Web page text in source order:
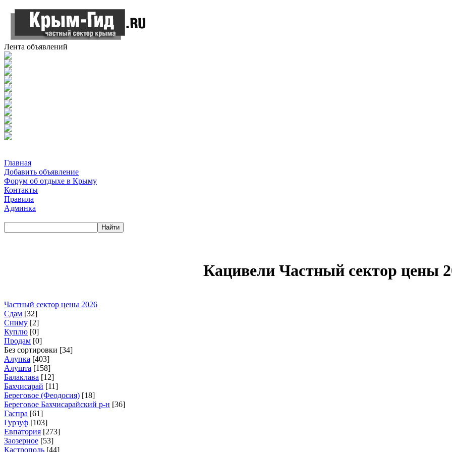
Лента объявлений
Главная
Добавить объявление
Форум об отдыхе в Крыму
Контакты
Правила
Админка
Кацивели Частный сектор цены
Частный сектор цены 2026
Сдам [32]
Сниму [2]
Куплю [0]
Продам [0]
Без сортировки [34]
Алупка [403]
Алушта [158]
Балаклава [12]
Бахчисарай [11]
Береговое (Феодосия) [18]
Береговое Бахчисарайский р-н [36]
Гаспра [61]
Гурзуф [103]
Евпатория [273]
Заозерное [53]
Кастрополь [44]